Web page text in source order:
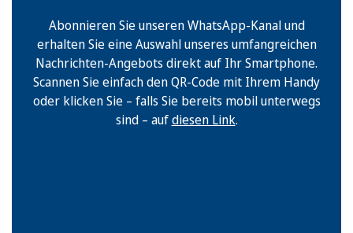
Abonnieren Sie unseren WhatsApp-Kanal und
erhalten Sie eine Auswahl unseres umfangreichen
Nachrichten-Angebots direkt auf Ihr Smartphone.
Scannen Sie einfach den QR-Code mit Ihrem Handy
oder klicken Sie – falls Sie bereits mobil unterwegs
sind – aufdiesen Link.